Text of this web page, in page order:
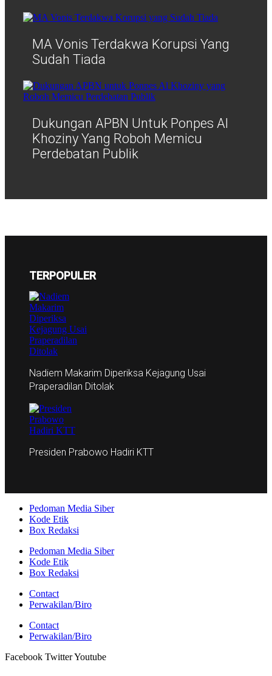
MA Vonis Terdakwa Korupsi Yang
Sudah Tiada
Dukungan APBN Untuk Ponpes Al
Khoziny Yang Roboh Memicu
Perdebatan Publik
TERPOPULER
Nadiem Makarim Diperiksa Kejagung Usai
Praperadilan Ditolak
Presiden Prabowo Hadiri KTT
Pedoman Media Siber
Kode Etik
Box Redaksi
Pedoman Media Siber
Kode Etik
Box Redaksi
Contact
Perwakilan/Biro
Contact
Perwakilan/Biro
Facebook TwitterYoutube